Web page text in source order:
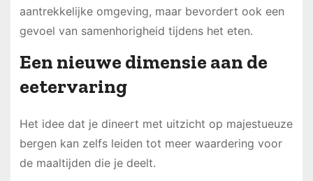
aantrekkelijke omgeving, maar bevordert ook een
gevoel van samenhorigheid tijdens het eten.
Een nieuwe dimensie aan de
eetervaring
Het idee dat je dineert met uitzicht op majestueuze
bergen kan zelfs leiden tot meer waardering voor
de maaltijden die je deelt.